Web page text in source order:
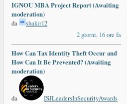
IGNOU MBA Project Report (Awaiting
moderation)
da
shakir12
2 giorni, 16 ore fa
How Can Tax Identity Theft Occur and
How Can It Be Prevented? (Awaiting
moderation)
da
ISJLeadersInSecurityAwards